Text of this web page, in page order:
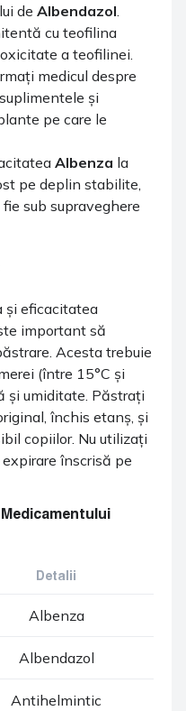
de Albendazol.
cu teofilina
a teofilinei.
medicul despre
și
pe care le
Albenza la
pe deplin stabilite,
sub supraveghere
și eficacitatea
important să
Acesta trebuie
(între 15°C și
și umiditate. Păstrați
închis etanș, și
copiilor. Nu utilizați
înscrisă pe
Detalii
Albenza
Albendazol
Antihelmintic